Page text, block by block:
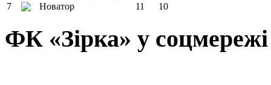
7
Новатор 11 10
ФК «Зірка» у